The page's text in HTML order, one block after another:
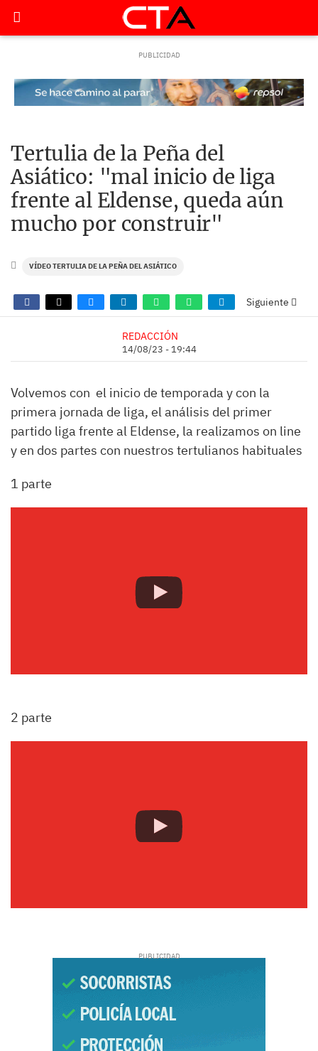
Tertulia de la Peña del
Asiático: "mal inicio de liga
frente al Eldense, queda aún
mucho por construir"
VÍDEO TERTULIA DE LA PEÑA DEL ASIÁTICO
Siguiente
REDACCIÓN
14/08/23 - 19:44
Volvemos con el inicio de temporada y con la
primera jornada de liga, el análisis del primer
partido liga frente al Eldense, la realizamos on line
y en dos partes con nuestros tertulianos habituales
1 parte
2 parte